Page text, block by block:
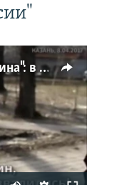
"Наш дурдом голосует за Путина": в Казани прошел арт-пикет "Открытой России"
available